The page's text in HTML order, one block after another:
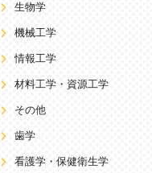
生物学
機械工学
情報工学
材料工学・資源工学
その他
歯学
看護学・保健衛生学